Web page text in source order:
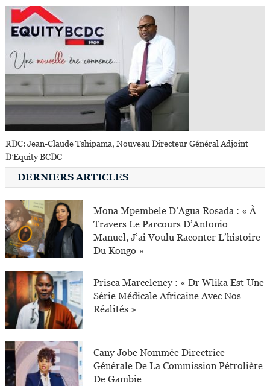
RDC: Jean-Claude Tshipama, Nouveau Directeur Général Adjoint
D’Equity BCDC
DERNIERS ARTICLES
Mona Mpembele D’Agua Rosada : « À
Travers Le Parcours D’Antonio
Manuel, J’ai Voulu Raconter L’histoire
Du Kongo »
Prisca Marceleney : « Dr Wlika Est Une
Série Médicale Africaine Avec Nos
Réalités »
Cany Jobe Nommée Directrice
Générale De La Commission Pétrolière
De Gambie